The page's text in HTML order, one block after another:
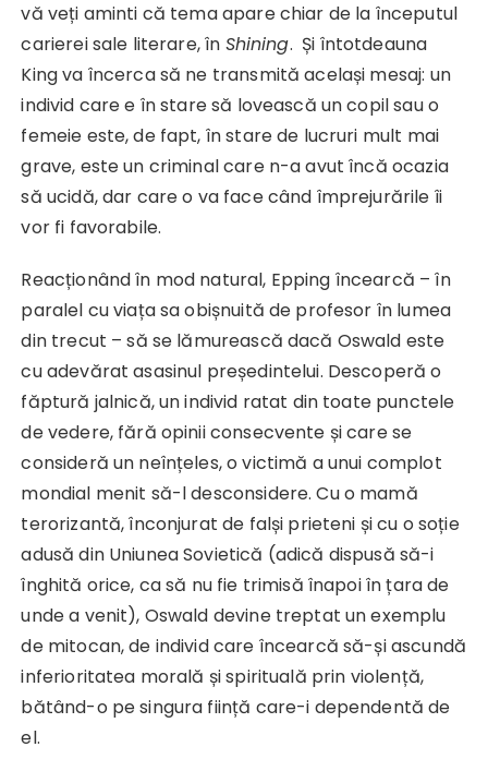
vă veți aminti că tema apare chiar de la începutul
carierei sale literare, în Shining. Și întotdeauna
King va încerca să ne transmită același mesaj: un
individ care e în stare să lovească un copil sau o
femeie este, de fapt, în stare de lucruri mult mai
grave, este un criminal care n-a avut încă ocazia
să ucidă, dar care o va face când împrejurările îi
vor fi favorabile.
Reacționând în mod natural, Epping încearcă – în
paralel cu viața sa obișnuită de profesor în lumea
din trecut – să se lămurească dacă Oswald este
cu adevărat asasinul președintelui. Descoperă o
făptură jalnică, un individ ratat din toate punctele
de vedere, fără opinii consecvente și care se
consideră un neînțeles, o victimă a unui complot
mondial menit să-l desconsidere. Cu o mamă
terorizantă, înconjurat de falși prieteni și cu o soție
adusă din Uniunea Sovietică (adică dispusă să-i
înghită orice, ca să nu fie trimisă înapoi în țara de
unde a venit), Oswald devine treptat un exemplu
de mitocan, de individ care încearcă să-și ascundă
inferioritatea morală și spirituală prin violență,
bătând-o pe singura ființă care-i dependentă de
el.